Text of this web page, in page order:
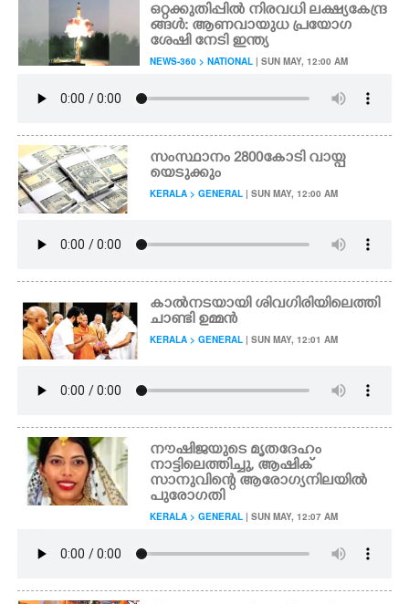
ഒറ്റക്കുതിപ്പിൽ നിരവധി ലക്ഷ്യകേന്ദ്ര
ങ്ങൾ: ആണവായുധ പ്രയോഗ
ശേഷി നേടി ഇന്ത്യ
NEWS-360 > NATIONAL | SUN MAY, 12:00 AM
സംസ്ഥാനം 2800കോടി വായ്പ
യെടുക്കും
KERALA > GENERAL | SUN MAY, 12:00 AM
കാൽനടയായി ശിവഗിരിയിലെത്തി
ചാണ്ടി ഉമ്മൻ
KERALA > GENERAL | SUN MAY, 12:01 AM
നൗഷിജയുടെ മൃതദേഹം
നാട്ടിലെത്തിച്ചു, ആഷിക്
സാനുവിന്റെ ആരോഗ്യനിലയിൽ
പുരോഗതി
KERALA > GENERAL | SUN MAY, 12:07 AM